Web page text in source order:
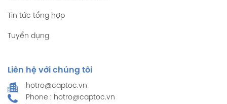
Tin tức tổng hợp
Tuyển dụng
Liên hệ với chúng tôi
hotro@captoc.vn
Phone : hotro@captoc.vn